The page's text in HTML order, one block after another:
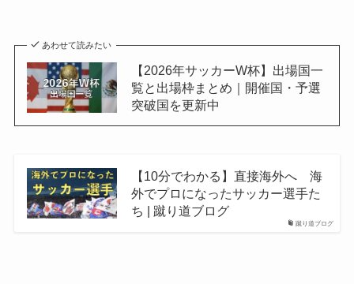
あわせて読みたい
【2026年サッカーW杯】出場国一
覧と出場枠まとめ｜開催国・予選
突破国を更新中
蹴り道ブログ
【10分でわかる】直接海外へ 海
外でプロになったサッカー選手た
ち | 蹴り道ブログ